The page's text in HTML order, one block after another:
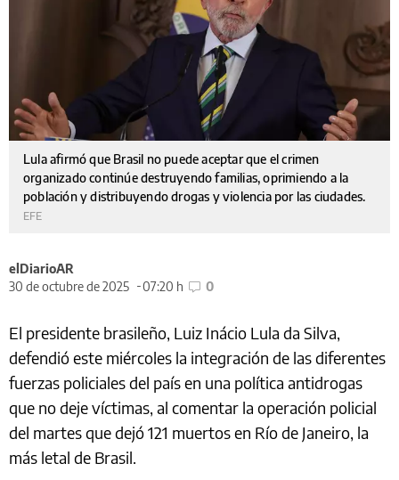
Lula afirmó que Brasil no puede aceptar que el crimen
organizado continúe destruyendo familias, oprimiendo a la
población y distribuyendo drogas y violencia por las ciudades.
EFE
elDiarioAR
30 de octubre de 2025
07:20 h 0
El presidente brasileño, Luiz Inácio Lula da Silva,
defendió este miércoles la integración de las diferentes
fuerzas policiales del país en una política antidrogas
que no deje víctimas, al comentar la operación policial
del martes que dejó 121 muertos en Río de Janeiro, la
más letal de Brasil.